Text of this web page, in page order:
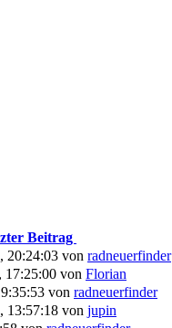
Beitrag
20:24:03 von radneuerfinder
17:25:00 von Florian
von radneuerfinder
13:57:18 von jupin